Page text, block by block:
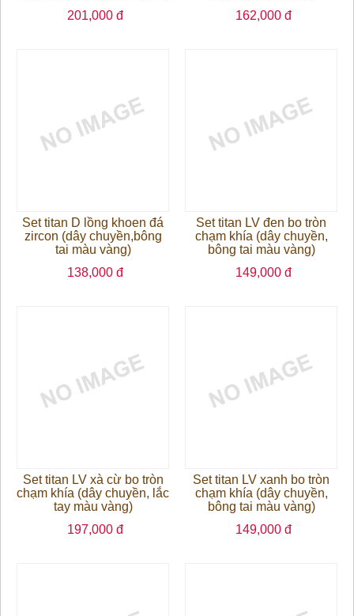
201,000 đ
162,000 đ
Set titan D lồng khoen đá
zircon (dây chuyền,bông
tai màu vàng)
138,000 đ
Set titan LV đen bo tròn
chạm khía (dây chuyền,
bông tai màu vàng)
149,000 đ
Set titan LV xà cừ bo tròn
chạm khía (dây chuyền, lắc
tay màu vàng)
197,000 đ
Set titan LV xanh bo tròn
chạm khía (dây chuyền,
bông tai màu vàng)
149,000 đ